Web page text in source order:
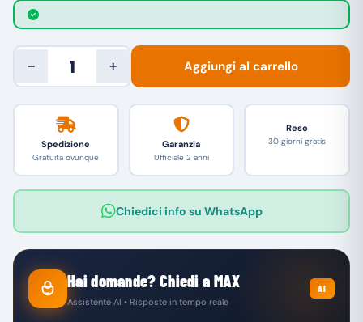
− + Aggiungi al carrello
Spedizione
Gratuita ovunque
Garanzia
Ufficiale 2 anni
Reso
30 giorni gratis
Chiedici info su WhatsApp
Hai domande? Chiedi a MAX
Assistente AI • Risposte in tempo reale
AI